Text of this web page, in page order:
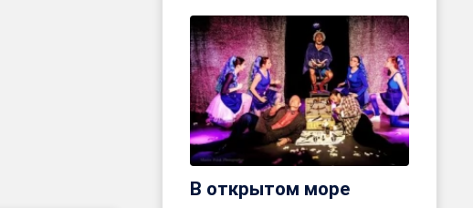
В открытом море